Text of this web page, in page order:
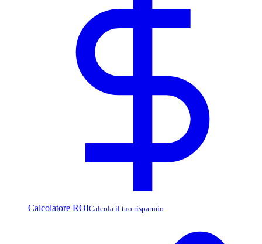
Calcolatore ROICalcola il tuo risparmio